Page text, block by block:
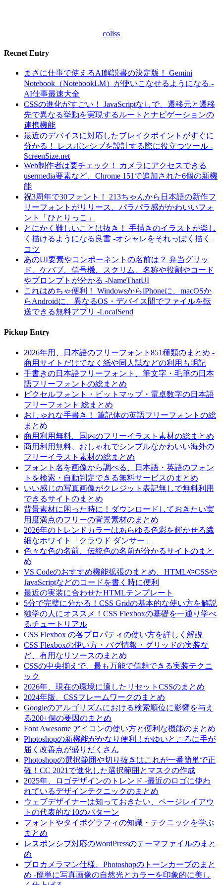
coliss
Recnet Entry
まさに仕事で使えるAI解説書の決定版！ Gemini
Notebook（NotebookLM）が使いこなせるようになる -
AI仕事最速大全
CSSの進化がすごい！ JavaScriptなしで、遷移元と遷移
先で異なる挙動を実現するルートとナビゲーションの
連携機能
最近のデバイスに対応したブレイクポイントがすぐに
分かる！ レスポンシブを設計する際に役立つツール -
ScreenSize.net
Web制作者は要チェック！ カメラにアクセスできる
usermedia要素など、Chrome 151で追加された6個の新機
能
祝3周年で30フォント！ 213ちゃんから日本語の新作フ
リーフォントがリリース、パラパラ感がかわいいフォ
ント「ひとりっこ」
とにかく難しいことは抜き！ 手描きのイラストが楽し
く描けるようになる良書 -オシャレをそれっぽく描く
コツ
あのUI要素やコンポーネントの名前は？ 弁当グリッ
ド、ケバブ、信号機、スクリム、名称や役割やコード
やプロンプトが分かる -NameThatUI
これはめちゃ便利！ WindowsからiPhoneに、macOSか
らAndroidに、異なるOS・デバイス間でファイルを転
送できる無料アプリ -LocalSend
Pickup Entry
2026年用、日本語のフリーフォント851種類のまとめ -
商用サイトだけでなく紙や同人誌などの利用も明記
手書きの日本語フリーフォント、筆文字・毛筆の日本
語フリーフォントの総まとめ
ピクセルフォント・ビットマップ・電卓数字の日本語
フリーフォント 総まとめ
おしゃれな手書き！ 筆記体の英語フリーフォントの総
まとめ
商用利用無料、国内のフリーイラスト素材の総まとめ
商用利用無料、おしゃれでシンプルなかわいい海外の
フリーイラスト素材の総まとめ
フォント名を画像から調べる、日本語・英語のフォン
トを検索・自動判定できる無料サービスのまとめ
いい感じの写真画像がクレジット表記無しで無料利用
できるサイトのまとめ
背景素材に困った時に！ダウンロードしておきたい実
用度満点のフリーの背景素材のまとめ
2026年のトレンドカラーはあらゆる色彩を輝かせる繊
細なホワイト「クラウド ダンサー」
色々な色の名前、伝統色の名前が分かるサイトのまと
め
VS Codeのおすすめ機能拡張のまとめ、HTMLやCSSや
JavaScriptなどのコードを書く時に便利
最近の実装に合わせたHTMLテンプレート
5分で完璧に分かる！CSS Gridの基本的な使い方を解説
独学の人にオススメ！CSS Flexboxの基礎を一通り学べ
るチュートリアル
CSS Flexbox の各プロパティの使い方を詳しく解説
CSS Flexboxの使い方・バグ情報・グリッドの実装な
ど、有用なリソースのまとめ
CSSの中央揃えで、最も万能で信頼できる実装テクニ
ック
2026年、現在の環境に適したリセットCSSのまとめ
2024年版、CSSフレームワークのまとめ
Googleのアルゴリズムにおける検索順位に影響を与え
る200+個の要因のまとめ
Font Awesome アイコンの使い方と便利な機能のまとめ
Photoshopの新機能がかなり便利！かゆいところに手が
届く改善点が盛りだくさん
Photoshopの選択範囲や切り抜きはこれが一番簡単で正
確！CC 2021で進化した選択範囲とマスクの作成
2025年、ロゴデザインのトレンド -最近のロゴに使わ
れているデザインテクニックのまとめ
ウェブデザイナーは知っておきたい、ページレイアウ
トの代表的な10のパターン
フォントやタイポグラフィの知識・テクニックを学ぶ
まとめ
レスポンシブ対応のWordPressのテーマファイルのまと
め
プロカメラマン仕様、Photoshopのトーンカーブのまと
め -簡単に写真画像の自然光とカラーを印象的に美し